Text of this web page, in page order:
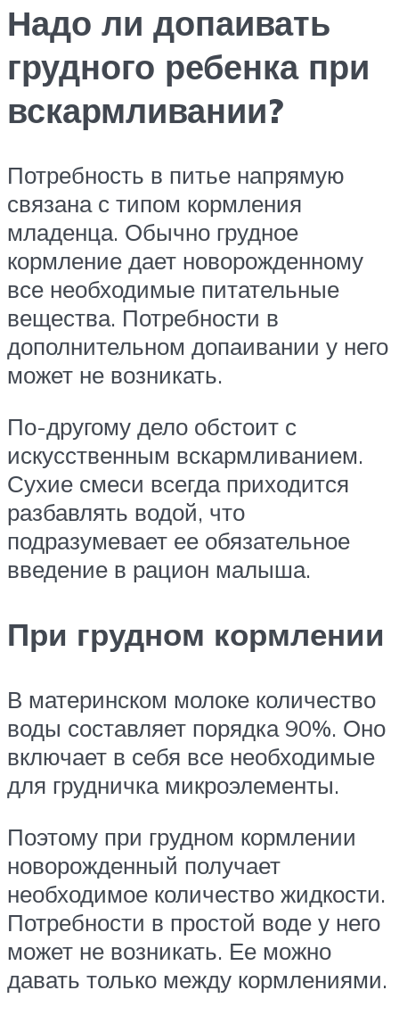
Надо ли допаивать
грудного ребенка при
вскармливании?
Потребность в питье напрямую
связана с типом кормления
младенца. Обычно грудное
кормление дает новорожденному
все необходимые питательные
вещества. Потребности в
дополнительном допаивании у него
может не возникать.
По-другому дело обстоит с
искусственным вскармливанием.
Сухие смеси всегда приходится
разбавлять водой, что
подразумевает ее обязательное
введение в рацион малыша.
При грудном кормлении
В материнском молоке количество
воды составляет порядка 90%. Оно
включает в себя все необходимые
для грудничка микроэлементы.
Поэтому при грудном кормлении
новорожденный получает
необходимое количество жидкости.
Потребности в простой воде у него
может не возникать. Ее можно
давать только между кормлениями.